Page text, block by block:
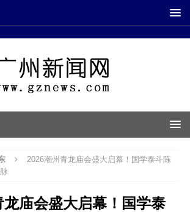
2026潮州青龙庙会盛大启幕！国学泰斗陈
龙庙会盛大启幕！国学泰